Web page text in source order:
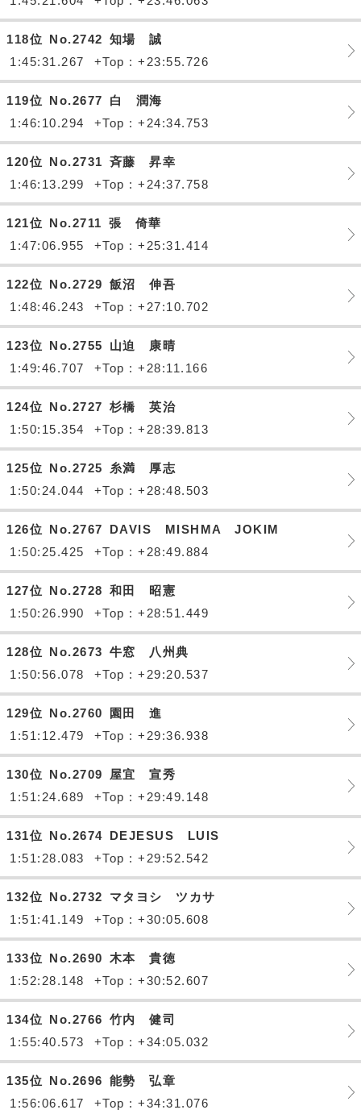
118位 No.2742 知場 誠
1:45:31.267
+Top : +23:55.726
119位 No.2677
白 潤海
1:46:10.294
+Top : +24:34.753
120位 No.2731 斉藤 昇幸
1:46:13.299
+Top : +24:37.758
121位 No.2711 張 倚華
1:47:06.955
+Top : +25:31.414
122位 No.2729 飯沼 伸吾
1:48:46.243
+Top : +27:10.702
123位 No.2755
山迫 康晴
1:49:46.707
+Top : +28:11.166
124位 No.2727 杉橋 英治
1:50:15.354
+Top : +28:39.813
125位 No.2725
糸満 厚志
1:50:24.044
+Top : +28:48.503
126位 No.2767
DAVIS MISHMA JOKIM
1:50:25.425
+Top : +28:49.884
127位 No.2728 和田 昭憲
1:50:26.990
+Top : +28:51.449
128位 No.2673 牛窓 八州典
1:50:56.078
+Top : +29:20.537
129位 No.2760
園田 進
1:51:12.479
+Top : +29:36.938
130位 No.2709
屋宜 宣秀
1:51:24.689
+Top : +29:49.148
131位 No.2674 DEJESUS LUIS
1:51:28.083
+Top : +29:52.542
132位 No.2732
マタヨシ ツカサ
1:51:41.149
+Top : +30:05.608
133位 No.2690 木本 貴徳
1:52:28.148
+Top : +30:52.607
134位 No.2766 竹内 健司
1:55:40.573
+Top : +34:05.032
135位 No.2696 能勢 弘章
1:56:06.617
+Top : +34:31.076